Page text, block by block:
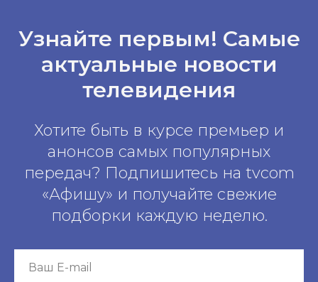
Узнайте первым! Самые
актуальные новости
телевидения
Хотите быть в курсе премьер и
анонсов самых популярных
передач? Подпишитесь на tvcom
«Афишу» и получайте свежие
подборки каждую неделю.